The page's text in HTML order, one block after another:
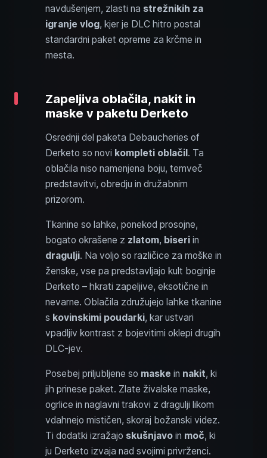
navdušenjem, zlasti na strežnikih za
igranje vlog, kjer je DLC hitro postal
standardni paket opreme za krčme in
mesta.
Zapeljiva oblačila, nakit in
maske v paketu Derketo
Osrednji del paketa Debaucheries of
Derketo so novi kompleti oblačil . Ta
oblačila niso namenjena boju, temveč
predstavitvi, obredju in družabnim
prizorom.
Tkanine so lahke, ponekod prosojne,
bogato okrašene z zlatom, biseri in
dragulji. Na voljo so različice za moške in
ženske, vse pa predstavljajo kult boginje
Derketo – hkrati zapeljive, eksotične in
nevarne. Oblačila združujejo lahke tkanine
s kovinskimi poudarki, kar ustvari
vpadljiv kontrast z bojevitimi oklepi drugih
DLC-jev.
Posebej priljubljene so maske in nakit, ki
jih prinese paket. Zlate živalske maske,
ogrlice in naglavni trakovi z dragulji likom
vdahnejo mističen, skoraj božanski videz.
Ti dodatki izražajo skušnjavo in moč, ki
ju Derketo izvaja nad svojimi privrženci.